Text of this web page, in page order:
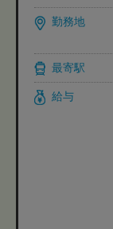
勤務地
最寄駅
給与